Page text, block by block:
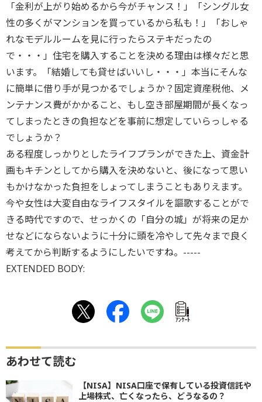
「金利が上がり始めるから今がチャンス！」「シングル女
性の多くがマンションを買っているから私も！」「おしゃ
れなモデルルームを見に行ったらステキだったの
で・・・」住宅を購入することを決める理由は様々だと思
います。「結婚しても貸せばいいし・・・」本当にそんな
に簡単に借り手が見つかるでしょうか？固定資産税他、メ
ンテナンス費がかかること、もし空き部屋期間が長くなっ
てしまったときの負担などを事前に想定していらっしゃる
でしょうか？
ある程度しっかりとしたライフプランができた上、資金計
画もキチンとしてから購入を決めないと、後になって思い
もかけなかった負担をしょってしまうこともありえます。
今や女性は大変自由なライフスタイルを謳歌することがで
きる時代ですので、せっかくの「自分の城」が将来の足か
せなどにならないように十分に頭を冷やして先々まで良く
考えてから判断するようにしたいですね。-----
EXTENDED BODY:
ｱﾝｹｰﾄ
あわせて読む
【NISA】NISA口座で保有している投資信託や
上場株式、亡くなったら、どうなるの？